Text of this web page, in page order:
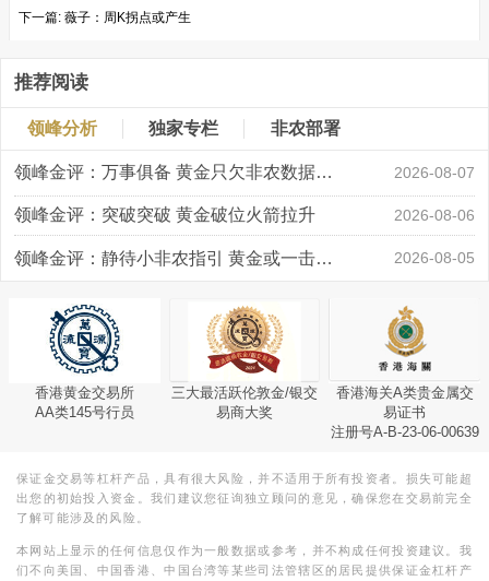
下一篇: 薇子：周K拐点或产生
推荐阅读
领峰分析 独家专栏 非农部署
领峰金评：万事俱备 黄金只欠非农数据“东风” 2026-08-07
领峰金评：突破突破 黄金破位火箭拉升 2026-08-06
领峰金评：静待小非农指引 黄金或一击破局 2026-08-05
香港黄金交易所
AA类145号行员
三大最活跃伦敦金/银交
易商大奖
香港海关A类贵金属交
易证书
注册号A-B-23-06-00639
保证金交易等杠杆产品，具有很大风险，并不适用于所有投资者。损失可能超
出您的初始投入资金。我们建议您征询独立顾问的意见，确保您在交易前完全
了解可能涉及的风险。
本网站上显示的任何信息仅作为一般数据或参考，并不构成任何投资建议。我
们不向美国、中国香港、中国台湾等某些司法管辖区的居民提供保证金杠杆产